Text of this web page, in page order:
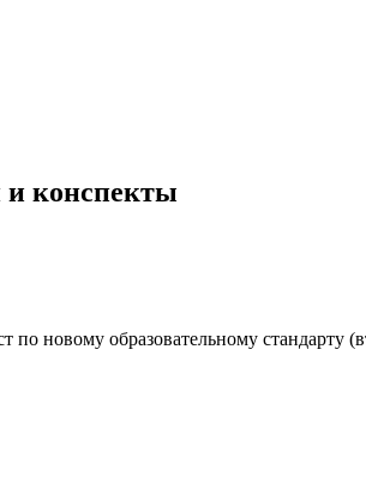
и конспекты
по новому образовательному